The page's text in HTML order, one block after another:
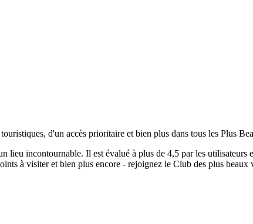
d'un accès prioritaire et bien plus dans tous les Plus
lieu incontournable. Il est évalué à plus de 4,5 par les utilisateurs
à visiter et bien plus encore - rejoignez le Club des plus beaux